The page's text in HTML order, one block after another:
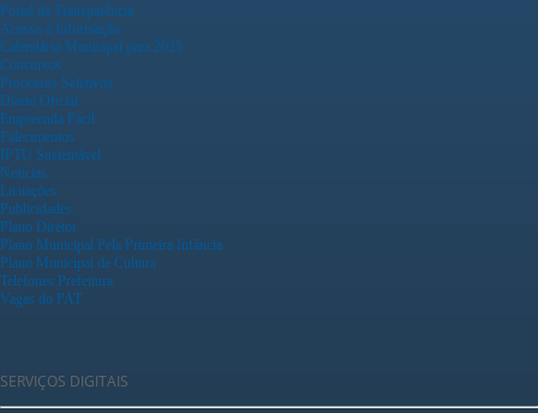
Portal da Transparência
Acesso a Informação
Calendário Municipal para 2025
Concursos
Processos Seletivos
Diário Oficial
Empreenda Fácil
Falecimentos
IPTU Sustentável
Notícias
Licitações
Publicidades
Plano Diretor
Plano Municipal Pela Primeira Infância
Plano Municipal de Cultura
Telefones Prefeitura
Vagas do PAT
SERVIÇOS DIGITAIS